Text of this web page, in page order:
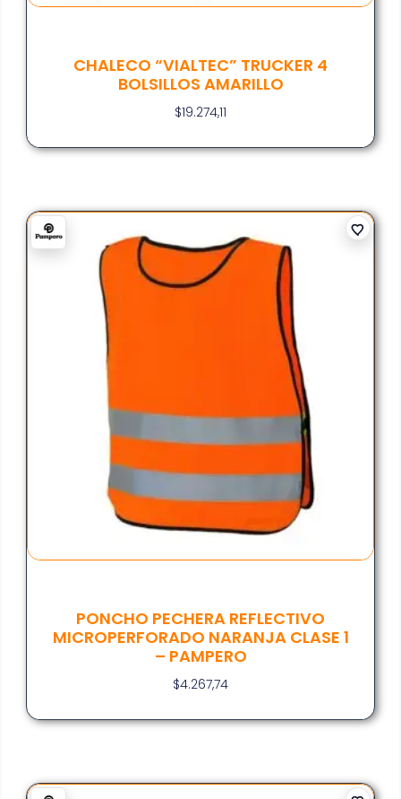
CHALECO “VIALTEC” TRUCKER 4
BOLSILLOS AMARILLO
$19.274,11
PONCHO PECHERA REFLECTIVO
MICROPERFORADO NARANJA CLASE 1
– PAMPERO
$4.267,74